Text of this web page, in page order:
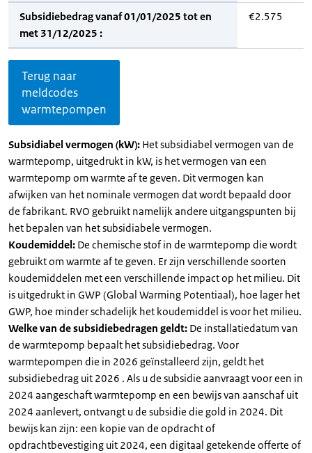
Subsidiebedrag vanaf 01/01/2025 tot en
met 31/12/2025 :
€2.575
Terug naar
meldcodes
warmtepompen
Subsidiabel vermogen (kW): Het subsidiabel vermogen van de
warmtepomp, uitgedrukt in kW, is het vermogen van een
warmtepomp om warmte af te geven. Dit vermogen kan
afwijken van het nominale vermogen dat wordt bepaald door
de fabrikant. RVO gebruikt namelijk andere uitgangspunten bij
het bepalen van het subsidiabele vermogen.
Koudemiddel: De chemische stof in de warmtepomp die wordt
gebruikt om warmte af te geven. Er zijn verschillende soorten
koudemiddelen met een verschillende impact op het milieu. Dit
is uitgedrukt in GWP (Global Warming Potentiaal), hoe lager het
GWP, hoe minder schadelijk het koudemiddel is voor het milieu.
Welke van de subsidiebedragen geldt: De installatiedatum van
de warmtepomp bepaalt het subsidiebedrag. Voor
warmtepompen die in 2026 geïnstalleerd zijn, geldt het
subsidiebedrag uit 2026 . Als u de subsidie aanvraagt voor een in
2024 aangeschaft warmtepomp en een bewijs van aanschaf uit
2024 aanlevert, ontvangt u de subsidie die gold in 2024. Dit
bewijs kan zijn: een kopie van de opdracht of
opdrachtbevestiging uit 2024, een digitaal getekende offerte of